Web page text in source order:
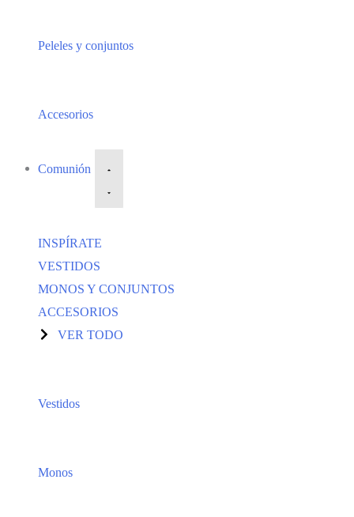
Peleles y conjuntos
Accesorios
Comunión
INSPÍRATE
VESTIDOS
MONOS Y CONJUNTOS
ACCESORIOS
VER TODO
Vestidos
Monos